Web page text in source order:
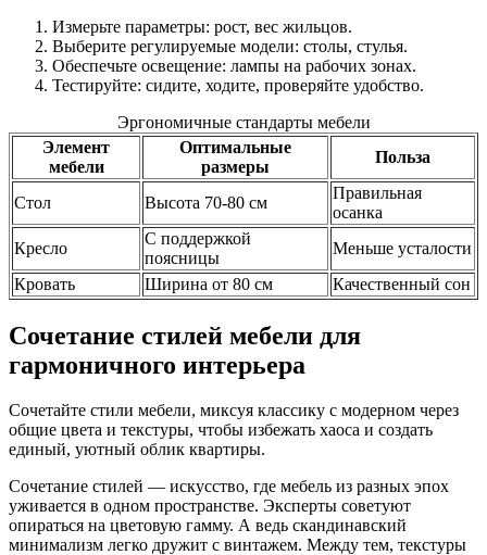
Измерьте параметры: рост, вес жильцов.
Выберите регулируемые модели: столы, стулья.
Обеспечьте освещение: лампы на рабочих зонах.
Тестируйте: сидите, ходите, проверяйте удобство.
Эргономичные стандарты мебели
Элемент
мебели
Оптимальные
размеры
Польза
Стол Высота 70-80 см
Правильная
осанка
Кресло
С поддержкой
поясницы
Меньше усталости
Кровать
Ширина от 80 см Качественный сон
Сочетание стилей мебели для
гармоничного интерьера
Сочетайте стили мебели, миксуя классику с модерном через
общие цвета и текстуры, чтобы избежать хаоса и создать
единый, уютный облик квартиры.
Сочетание стилей — искусство, где мебель из разных эпох
уживается в одном пространстве. Эксперты советуют
опираться на цветовую гамму. А ведь скандинавский
минимализм легко дружит с винтажем. Между тем, текстуры